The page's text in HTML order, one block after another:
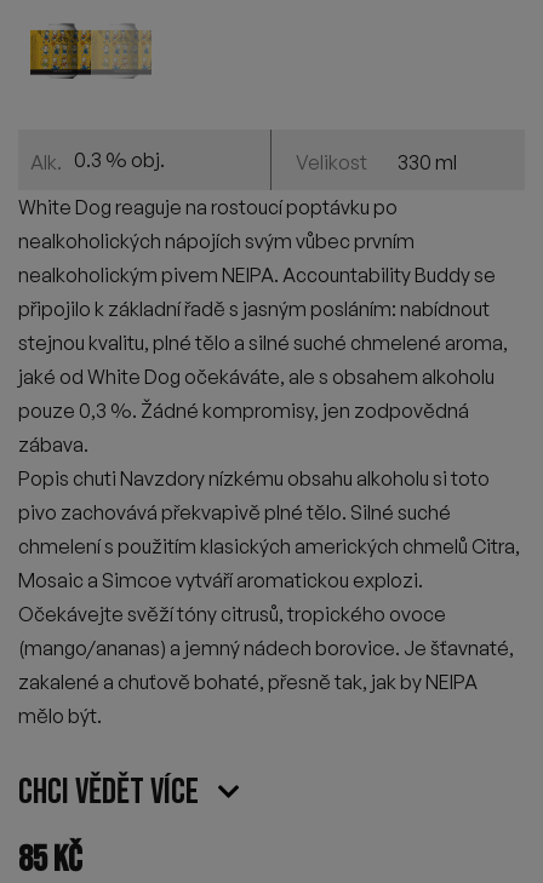
Alk. 0.3 % obj. Velikost
330 ml
White Dog reaguje na rostoucí poptávku po
nealkoholických nápojích svým vůbec prvním
nealkoholickým pivem NEIPA. Accountability Buddy se
připojilo k základní řadě s jasným posláním: nabídnout
stejnou kvalitu, plné tělo a silné suché chmelené aroma,
jaké od White Dog očekáváte, ale s obsahem alkoholu
pouze 0,3 %. Žádné kompromisy, jen zodpovědná
zábava.
Popis chuti Navzdory nízkému obsahu alkoholu si toto
pivo zachovává překvapivě plné tělo. Silné suché
chmelení s použitím klasických amerických chmelů Citra,
Mosaic a Simcoe vytváří aromatickou explozi.
Očekávejte svěží tóny citrusů, tropického ovoce
(mango/ananas) a jemný nádech borovice. Je šťavnaté,
zakalené a chuťově bohaté, přesně tak, jak by NEIPA
mělo být.
Chci vědět více
85Kč